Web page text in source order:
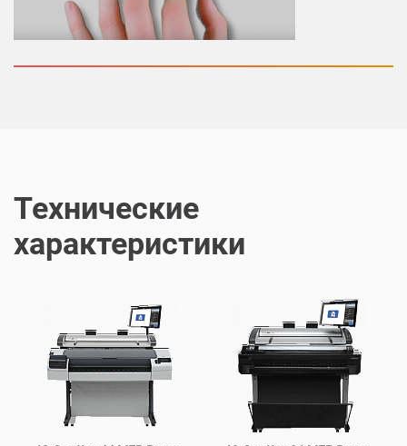
Технические
характеристики